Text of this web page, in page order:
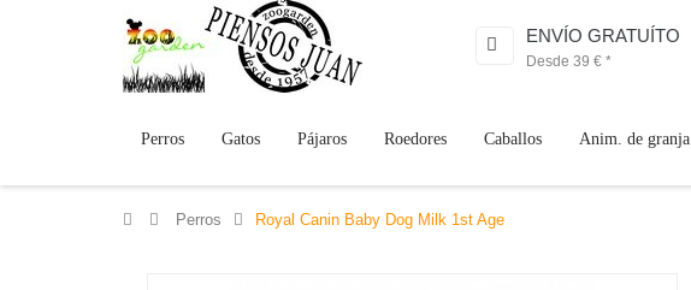
ENVÍO GRATUÍTO
Desde 39 € *
Perros Gatos Pájaros Roedores Caballos Anim. de granja
> Perros > Royal Canin Baby Dog Milk 1st Age